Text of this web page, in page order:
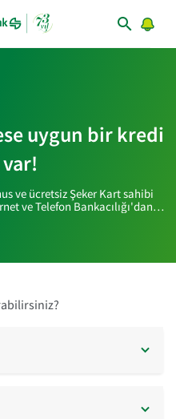
uygun bir kredi
ve ücretsiz Şeker Kart sahibi
ve Telefon Bankacılığı'dan